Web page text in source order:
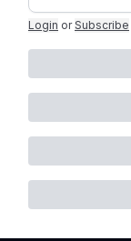
Login or Subscribe